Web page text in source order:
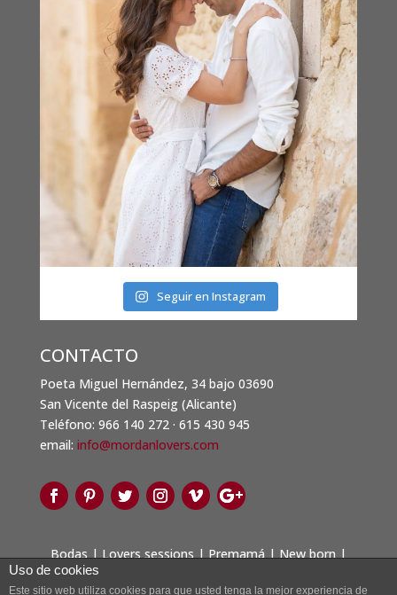
Seguir en Instagram
CONTACTO
Poeta Miguel Hernández, 34 bajo 03690
San Vicente del Raspeig (Alicante)
Teléfono: 966 140 272 · 615 430 945
email: info@mordanlovers.com
Bodas|Lovers sessions|Premamá|New born|
Comuniones
Uso de cookies
Este sitio web utiliza cookies para que usted tenga la mejor experiencia de